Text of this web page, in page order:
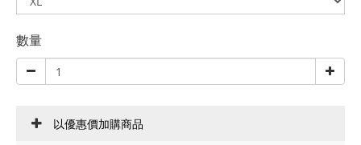
數量
以優惠價加購商品